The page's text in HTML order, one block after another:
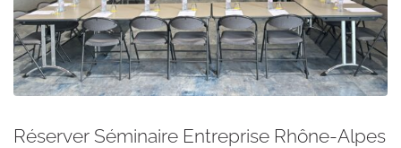
Réserver Séminaire Entreprise Rhône-Alpes